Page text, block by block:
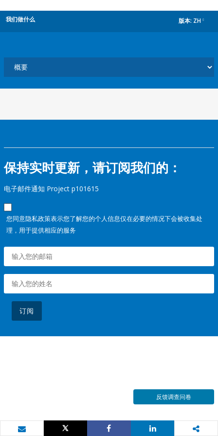
我们做什么 版本: ZH
保持实时更新，请订阅我们的：
电子邮件通知 Project p101615
您同意隐私政策表示您了解您的个人信息仅在必要的情况下会被收集处
理，用于提供相应的服务
订阅
反馈调查问卷